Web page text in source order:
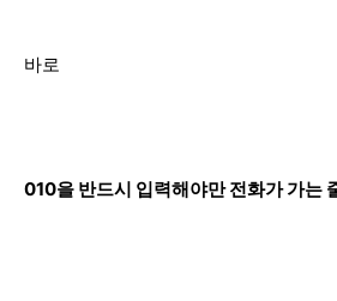
바로
010을 반드시 입력해야만 전화가 가는